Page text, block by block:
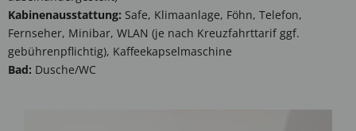
Kabinenausstattung: Safe, Klimaanlage, Föhn, Telefon,
Fernseher, Minibar, WLAN (je nach Kreuzfahrttarif ggf.
gebührenpflichtig), Kaffeekapselmaschine
Bad: Dusche/WC